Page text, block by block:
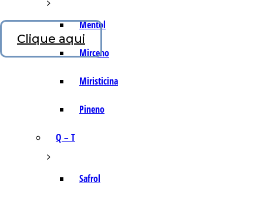
Mentol
Mirceno
Miristicina
Pineno
Q – T
Safrol
Clique aqui